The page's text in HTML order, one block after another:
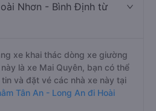
Nhơn - Bình Định từ
xe khai thác dòng xe giường
là xe Mai Quyên, bạn có thể
và đặt vé các nhà xe này tại
Tân An - Long An đi Hoài